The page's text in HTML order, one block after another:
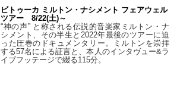
ビトゥーカ ミルトン・ナシメント フェアウェル
ツアー 8/22(土)～
“神の声” と称される伝説的音楽家ミルトン・ナ
シメント、その半生と2022年最後のツアーに迫
った圧巻のドキュメンタリー。ミルトンを崇拝
する57名による証言と、本人のインタヴュー&ラ
イブフッテージで綴る115分。